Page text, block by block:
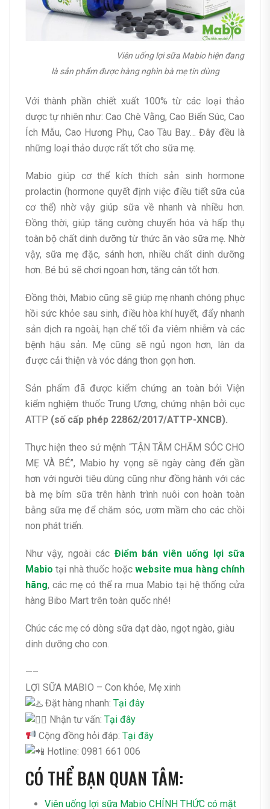
Viên uống lợi sữa Mabio hiện đang
là sản phẩm được hàng nghìn bà mẹ tin dùng
Với thành phần chiết xuất 100% từ các loại thảo
dược tự nhiên như: Cao Chè Vằng, Cao Biển Súc, Cao
Ích Mẫu, Cao Hương Phụ, Cao Tàu Bay… Đây đều là
những loại thảo dược rất tốt cho sữa mẹ.
Mabio giúp cơ thể kích thích sản sinh hormone
prolactin (hormone quyết định việc điều tiết sữa của
cơ thể) nhờ vậy giúp sữa về nhanh và nhiều hơn.
Đồng thời, giúp tăng cường chuyển hóa và hấp thụ
toàn bộ chất dinh dưỡng từ thức ăn vào sữa mẹ. Nhờ
vậy, sữa mẹ đặc, sánh hơn, nhiều chất dinh dưỡng
hơn. Bé bú sẽ chơi ngoan hơn, tăng cân tốt hơn.
Đồng thời, Mabio cũng sẽ giúp mẹ nhanh chóng phục
hồi sức khỏe sau sinh, điều hòa khí huyết, đẩy nhanh
sản dịch ra ngoài, hạn chế tối đa viêm nhiễm và các
bệnh hậu sản. Mẹ cũng sẽ ngủ ngon hơn, làn da
được cải thiện và vóc dáng thon gọn hơn.
Sản phẩm đã được kiểm chứng an toàn bởi Viện
kiểm nghiệm thuốc Trung Ương, chứng nhận bởi cục
ATTP (số cấp phép 22862/2017/ATTP-XNCB).
Thực hiện theo sứ mệnh “TẬN TÂM CHĂM SÓC CHO
MẸ VÀ BÉ”, Mabio hy vọng sẽ ngày càng đến gần
hơn với người tiêu dùng cũng như đồng hành với các
bà mẹ bỉm sữa trên hành trình nuôi con hoàn toàn
bằng sữa mẹ đểchăm sóc, ươm mầm cho các chồi
non phát triển.
Như vậy, ngoài các Điểm bán viên uống lợi sữa
Mabio tại nhà thuốc hoặc website mua hàng chính
hãng, các mẹ có thể ra mua Mabio tại hệ thống cửa
hàng Bibo Mart trên toàn quốc nhé!
Chúc các mẹ có dòng sữa dạt dào, ngọt ngào, giàu
dinh dưỡng cho con.
—–
LỢI SỮA MABIO – Con khỏe, Mẹ xinh
Đặt hàng nhanh: Tại đây
Nhận tư vấn: Tại đây
Cộng đồng hỏi đáp:Tại đây
Hotline: 0981 661 006
CÓ THỂ BẠN QUAN TÂM:
Viên uống lợi sữa Mabio CHÍNH THỨC có mặt